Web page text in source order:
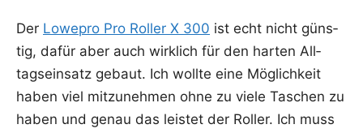
Der Lowe­pro Pro Rol­ler X 300 ist echt nicht güns­
tig, dafür aber auch wirk­lich für den har­ten All­
tags­ein­satz gebaut. Ich woll­te eine Mög­lich­keit
haben viel mit­zu­neh­men ohne zu vie­le Taschen zu
haben und genau das leis­tet der Rol­ler. Ich muss